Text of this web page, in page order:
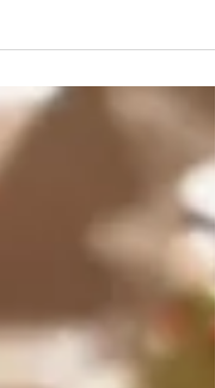
Angel 希望為那些沒有「機
隊〉的故事便就此展開，延伸
的重生旅程。